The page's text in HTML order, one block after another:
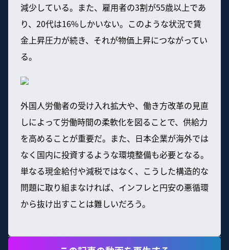
減少している。また、雇用者の3割が55歳以上であ
り、20代は16%しかいない。このような状況で賃
金上昇圧力が続き、それが物価上昇につながってい
る。
外国人労働者の受け入れ拡大や、働き方改革の見直
しによって労働時間の柔軟化を図ることで、供給力
を高めることが重要だ。また、日本企業が海外では
なく国内に投資するような環境整備も必要となる。
単なる現金給付や減税ではなく、こうした構造的な
問題に取り組まなければ、インフレと円安の悪循環
から抜け出すことは難しいだろう。